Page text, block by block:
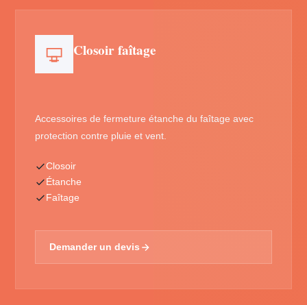
Closoir faîtage
Accessoires de fermeture étanche du faîtage avec
protection contre pluie et vent.
Closoir
Étanche
Faîtage
Demander un devis